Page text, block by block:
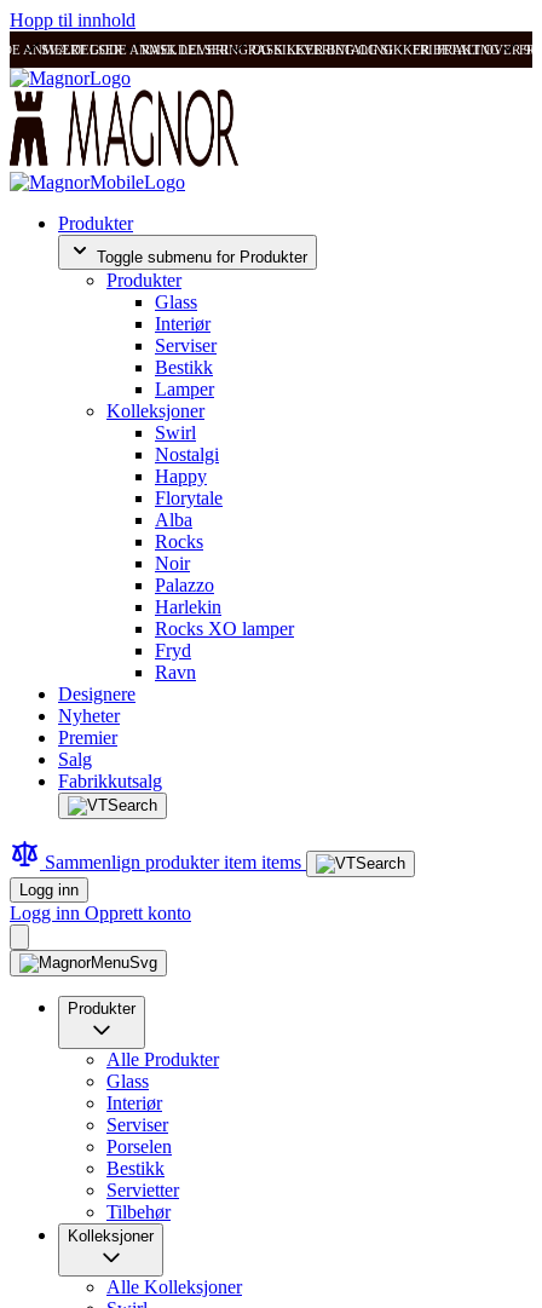
Hopp til innhold
ANMELDELSER RASK LEVERING OG SIKKER BETALING FRI FRAKT OVER
SVÆRT GODE ANMELDELSER RASK LEVERING OG SIKKER BETALING
Produkter
Toggle submenu for Produkter
Produkter
Glass
Interiør
Serviser
Bestikk
Lamper
Kolleksjoner
Swirl
Nostalgi
Happy
Florytale
Alba
Rocks
Noir
Palazzo
Harlekin
Rocks XO lamper
Fryd
Ravn
Designere
Nyheter
Premier
Salg
Fabrikkutsalg
Sammenlign produkteritem items
Logg inn
Logg inn Opprett konto
Produkter
Alle Produkter
Glass
Interiør
Serviser
Porselen
Bestikk
Servietter
Tilbehør
Kolleksjoner
Alle Kolleksjoner